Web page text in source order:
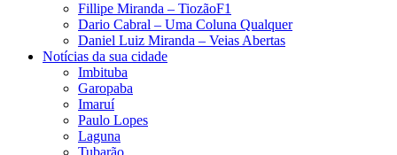
Fillipe Miranda – TiozãoF1
Dario Cabral – Uma Coluna Qualquer
Daniel Luiz Miranda – Veias Abertas
Notícias da sua cidade
Imbituba
Garopaba
Imaruí
Paulo Lopes
Laguna
Tubarão